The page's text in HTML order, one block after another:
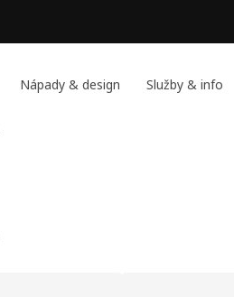
Nápady & design Služby & info